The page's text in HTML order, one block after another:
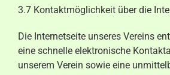
3.7 Kontaktmöglichkeit über die
Die Internetseite unseres Vereins
eine schnelle elektronische
unserem Verein sowie eine